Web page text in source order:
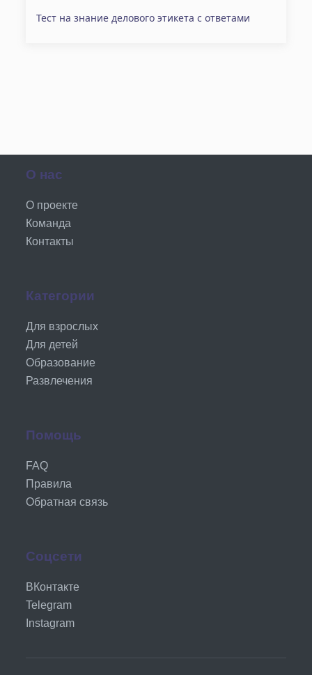
Тест на знание делового этикета с ответами
О нас
О проекте
Команда
Контакты
Категории
Для взрослых
Для детей
Образование
Развлечения
Помощь
FAQ
Правила
Обратная связь
Соцсети
ВКонтакте
Telegram
Instagram